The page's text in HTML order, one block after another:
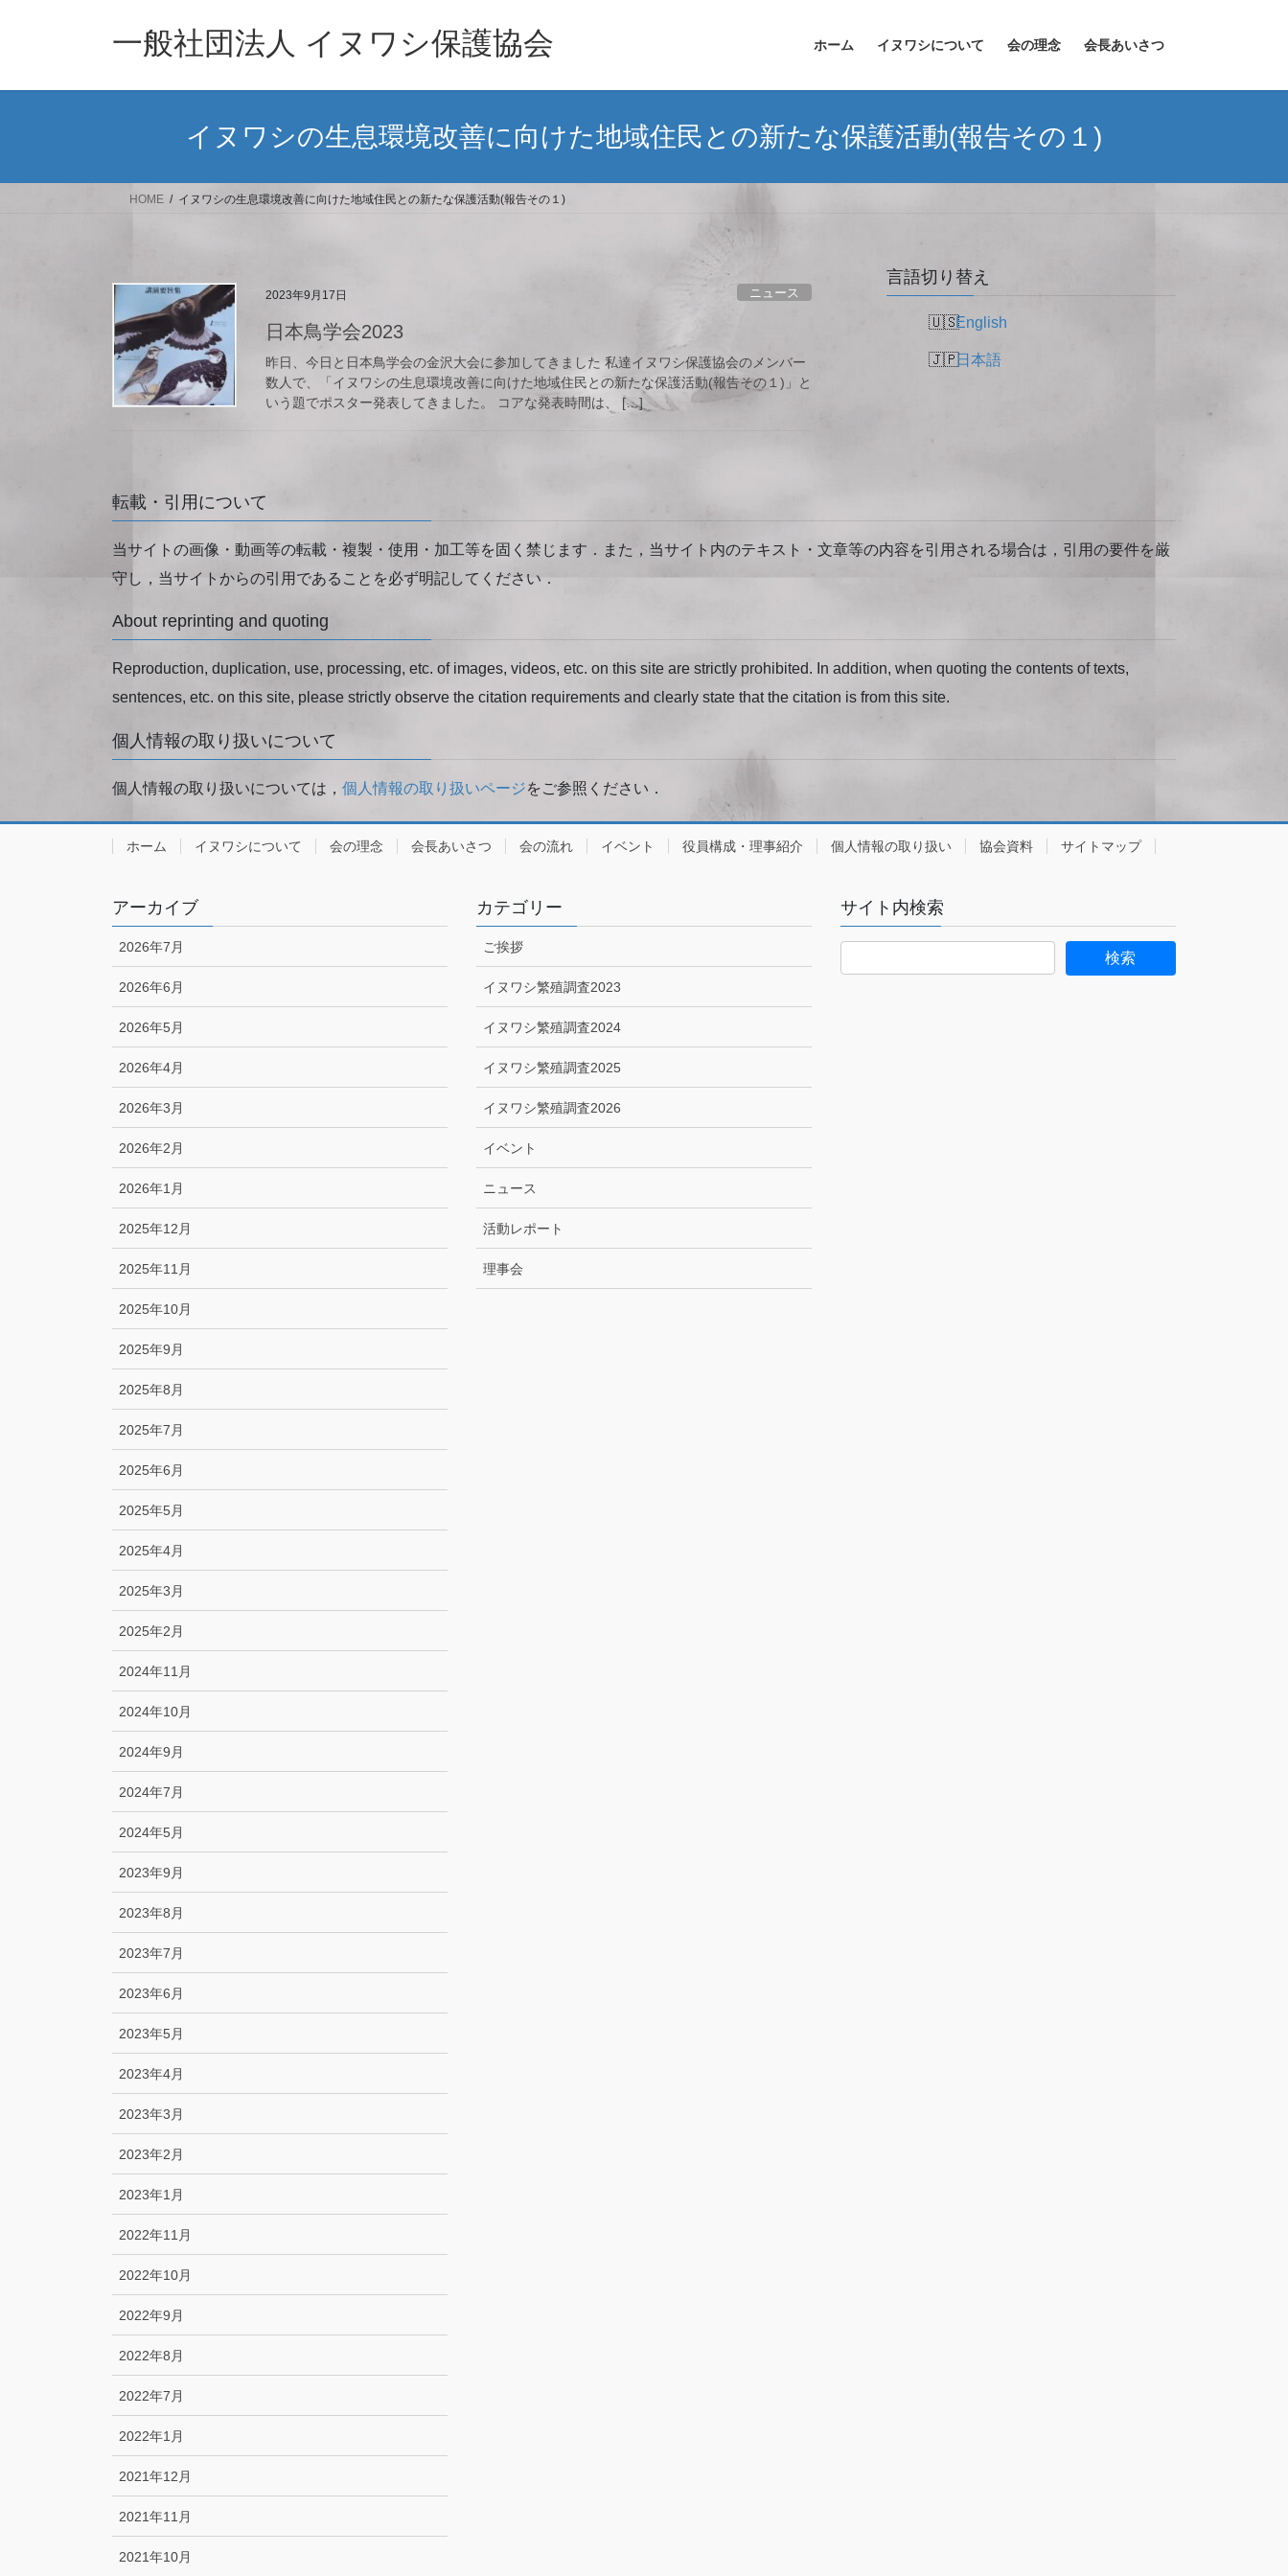
一般社団法人 イヌワシ保護協会 ホーム イヌワシについて 会の理念 会長あいさつ
イヌワシの生息環境改善に向けた地域住民との新たな保護活動(報告その１)
HOME イヌワシの生息環境改善に向けた地域住民との新たな保護活動(報告その１)
2023年9月17日 ニュース
日本鳥学会2023
昨日、今日と日本鳥学会の金沢大会に参加してきました 私達イヌワシ保護協会のメンバー
数人で、「イヌワシの生息環境改善に向けた地域住民との新たな保護活動(報告その１)」と
いう題でポスター発表してきました。 コアな発表時間は、 […]
言語切り替え
English
日本語
転載・引用について
当サイトの画像・動画等の転載・複製・使用・加工等を固く禁じます．また，当サイト内のテキスト・文章等の内容を引用される場合は，引用の要件を厳
守し，当サイトからの引用であることを必ず明記してください．
About reprinting and quoting
Reproduction, duplication, use, processing, etc. of images, videos, etc. on this site are strictly prohibited. In addition, when quoting the contents of texts,
sentences, etc. on this site, please strictly observe the citation requirements and clearly state that the citation is from this site.
個人情報の取り扱いについて
個人情報の取り扱いについては， 個人情報の取り扱いページをご参照ください．
ホーム イヌワシについて 会の理念 会長あいさつ 会の流れ イベント 役員構成・理事紹介 個人情報の取り扱い 協会資料 サイトマップ
アーカイブ
2026年7月
2026年6月
2026年5月
2026年4月
2026年3月
2026年2月
2026年1月
2025年12月
2025年11月
2025年10月
2025年9月
2025年8月
2025年7月
2025年6月
2025年5月
2025年4月
2025年3月
2025年2月
2024年11月
2024年10月
2024年9月
2024年7月
2024年5月
2023年9月
2023年8月
2023年7月
2023年6月
2023年5月
2023年4月
2023年3月
2023年2月
2023年1月
2022年11月
2022年10月
2022年9月
2022年8月
2022年7月
2022年1月
2021年12月
2021年11月
2021年10月
カテゴリー
ご挨拶
イヌワシ繁殖調査2023
イヌワシ繁殖調査2024
イヌワシ繁殖調査2025
イヌワシ繁殖調査2026
イベント
ニュース
活動レポート
理事会
サイト内検索